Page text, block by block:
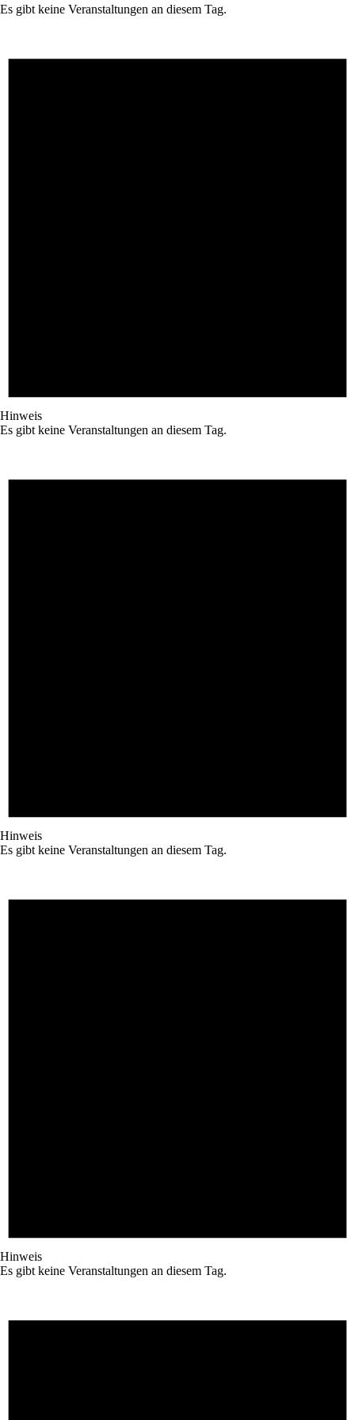
Es gibt keine Veranstaltungen an diesem Tag.
Hinweis
Es gibt keine Veranstaltungen an diesem Tag.
Hinweis
Es gibt keine Veranstaltungen an diesem Tag.
Hinweis
Es gibt keine Veranstaltungen an diesem Tag.